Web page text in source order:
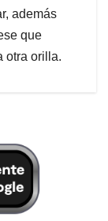
además
que
otra orilla.